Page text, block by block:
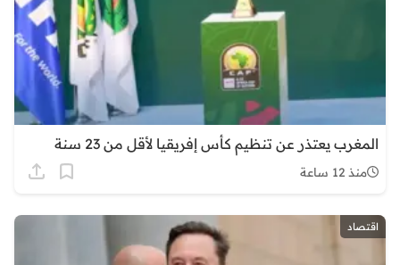
المغرب يعتذر عن تنظيم كأس إفريقيا لأقل من 23 سنة
منذ 12 ساعة
اقتصاد